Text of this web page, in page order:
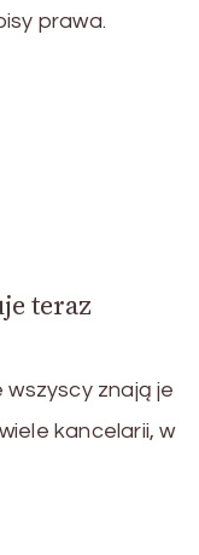
prawa.
teraz
znają je
kancelarii, w